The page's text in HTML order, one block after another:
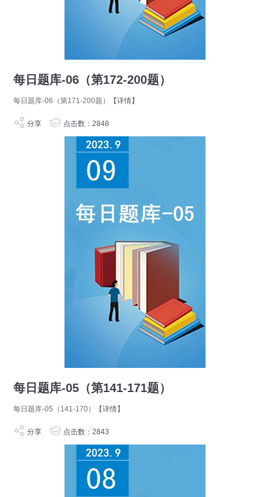
每日题库-06（第172-200题）
每日题库-06（第171-200题） 【详情】
分享 点击数：2848
每日题库-05（第141-171题）
每日题库-05（141-170） 【详情】
分享 点击数：2843